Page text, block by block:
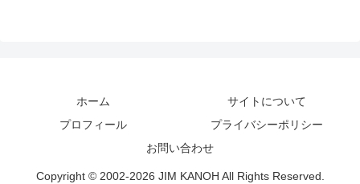
ホーム
サイトについて
プロフィール
プライバシーポリシー
お問い合わせ
Copyright © 2002-2026 JIM KANOH All Rights Reserved.